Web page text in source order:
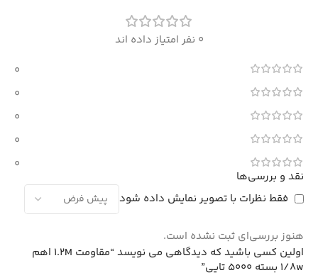
0 نفر امتیاز داده اند
0
0
0
0
0
نقد و بررسی‌ها
فقط نظرات با تصویر نمایش داده شود
هنوز بررسی‌ای ثبت نشده است.
اولین کسی باشید که دیدگاهی می نویسد “مقاومت 1.2M اهم
1/8w بسته 5000 تایی”